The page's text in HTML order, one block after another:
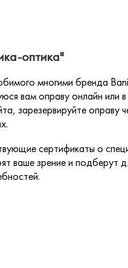
оптика"
многими бренда
вам оправу онлайн или
зарезервируйте оправу
сертификаты о
ваше зрение и подберут